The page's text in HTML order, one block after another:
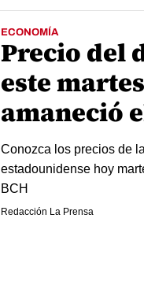
ECONOMÍA
Precio del
este
amaneció
Conozca los precios de
estadounidense hoy
BCH
Redacción La Prensa